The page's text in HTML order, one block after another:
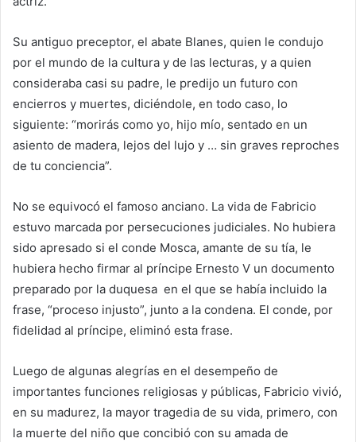
Su antiguo preceptor, el abate Blanes, quien le condujo
por el mundo de la cultura y de las lecturas, y a quien
consideraba casi su padre, le predijo un futuro con
encierros y muertes, diciéndole, en todo caso, lo
siguiente: “morirás como yo, hijo mío, sentado en un
asiento de madera, lejos del lujo y … sin graves reproches
de tu conciencia”.
No se equivocó el famoso anciano. La vida de Fabricio
estuvo marcada por persecuciones judiciales. No hubiera
sido apresado si el conde Mosca, amante de su tía, le
hubiera hecho firmar al príncipe Ernesto V un documento
preparado por la duquesa en el que se había incluido la
frase, “proceso injusto”, junto a la condena. El conde, por
fidelidad al príncipe, eliminó esta frase.
Luego de algunas alegrías en el desempeño de
importantes funciones religiosas y públicas, Fabricio vivió,
en su madurez, la mayor tragedia de su vida, primero, con
la muerte del niño que concibió con su amada de